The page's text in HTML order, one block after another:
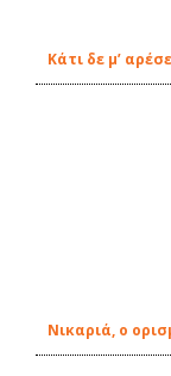
Κάτι δε μ’
Νικαριά, ο